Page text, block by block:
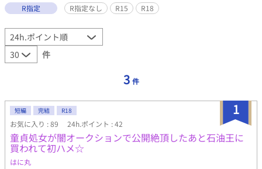
R指定
R指定なし R15 R18
件
3 件
1
短編 完結 R18
お気に入り : 89 24h.ポイント : 42
童貞処女が闇オークションで公開絶頂したあと石油王に
買われて初ハメ☆
はに丸